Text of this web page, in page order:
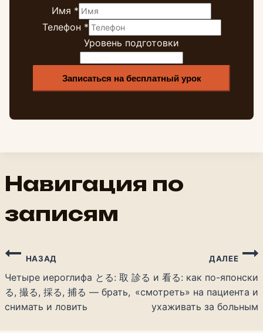
Имя *
Телефон *
подготовки
Уровень подготовки
Записаться на бесплатный урок
Навигация по
записям
НАЗАД
Четыре иероглифа とる: 取
る, 撮る, 採る, 捕る — брать,
снимать и ловить
ДАЛЕЕ
診る и 看る: как по-японски
«смотреть» на пациента и
ухаживать за больным